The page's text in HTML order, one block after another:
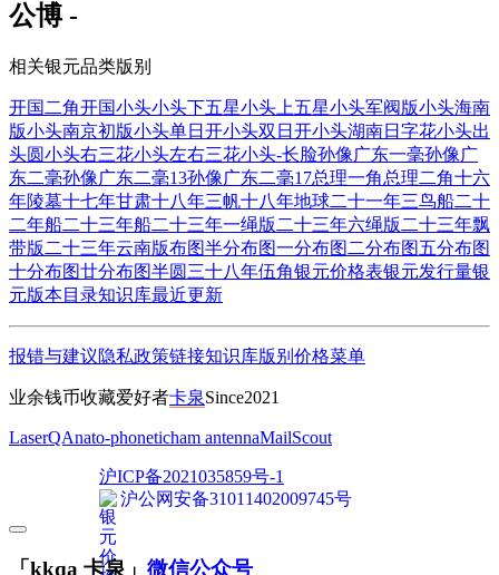
公博 -
相关银元品类版别
开国二角开国小头小头下五星小头上五星小头军阀版小头海南
版小头南京初版小头单日开小头双日开小头湖南日字花小头出
头圆小头右三花小头左右三花小头-长脸孙像广东一毫孙像广
东二毫孙像广东二毫13孙像广东二毫17总理一角总理二角十六
年陵墓十七年甘肃十八年三帆十八年地球二十一年三鸟船二十
二年船二十三年船二十三年一绳版 二十三年六绳版 二十三年飘
带版 二十三年云南版布图半分布图一分布图二分布图五分布图
十分布图廿分布图半圆 三十八年伍角银元价格表银元发行量银
元版本目录知识库最近更新
报错与建议隐私政策链接知识库版别 价格菜单
业余钱币收藏爱好者卡泉Since2021
LaserQAnato-phoneticham antennaMailScout
沪ICP备2021035859号-1
沪公网安备31011402009745号
「kkqa 卡泉」 微信公众号